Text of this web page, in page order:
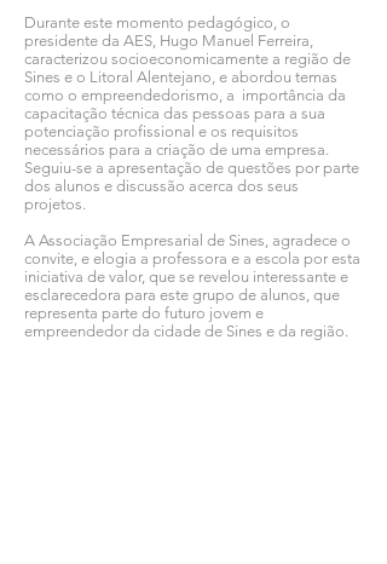
Durante este momento pedagógico, o
presidente da AES, Hugo Manuel Ferreira,
caracterizou socioeconomicamente a região de
Sines e o Litoral Alentejano, e abordou temas
como o empreendedorismo, a importância da
capacitação técnica das pessoas para a sua
potenciação profissional e os requisitos
necessários para a criação de uma empresa.
Seguiu-se a apresentação de questões por parte
dos alunos e discussão acerca dos seus
projetos.
A Associação Empresarial de Sines, agradece o
convite, e elogia a professora e a escola por esta
iniciativa de valor, que se revelou interessante e
esclarecedora para este grupo de alunos, que
representa parte do futuro jovem e
empreendedor da cidade de Sines e da região.